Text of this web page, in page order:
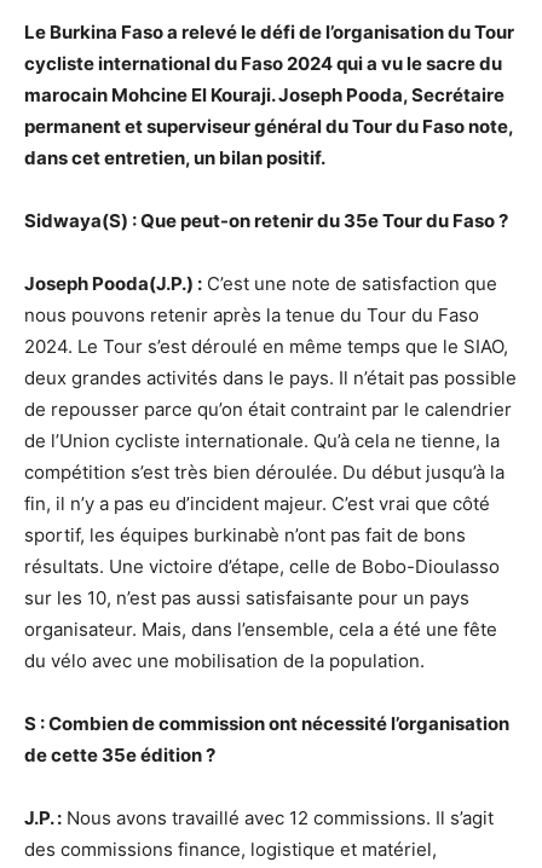
Le Burkina Faso a relevé le défi de l’organisation du Tour
cycliste international du Faso 2024 qui a vu le sacre du
marocain Mohcine El Kouraji. Joseph Pooda, Secrétaire
permanent et superviseur général du Tour du Faso note,
dans cet entretien, un bilan positif.
Sidwaya(S) : Que peut-on retenir du 35e Tour du Faso ?
Joseph Pooda(J.P.) : C’est une note de satisfaction que
nous pouvons retenir après la tenue du Tour du Faso
2024. Le Tour s’est déroulé en même temps que le SIAO,
deux grandes activités dans le pays. Il n’était pas possible
de repousser parce qu’on était contraint par le calendrier
de l’Union cycliste internationale. Qu’à cela ne tienne, la
compétition s’est très bien déroulée. Du début jusqu’à la
fin, il n’y a pas eu d’incident majeur. C’est vrai que côté
sportif, les équipes burkinabè n’ont pas fait de bons
résultats. Une victoire d’étape, celle de Bobo-Dioulasso
sur les 10, n’est pas aussi satisfaisante pour un pays
organisateur. Mais, dans l’ensemble, cela a été une fête
du vélo avec une mobilisation de la population.
S : Combien de commission ont nécessité l’organisation
de cette 35e édition ?
J.P. : Nous avons travaillé avec 12 commissions. Il s’agit
des commissions finance, logistique et matériel,